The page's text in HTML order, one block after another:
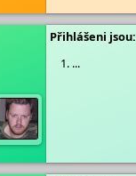
Přihlášeni jsou:
...